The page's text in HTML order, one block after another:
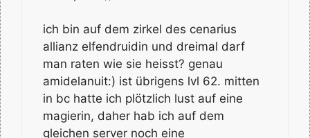
ich bin auf dem zirkel des cenarius
allianz elfendruidin und dreimal darf
man raten wie sie heisst? genau
amidelanuit:) ist übrigens lvl 62. mitten
in bc hatte ich plötzlich lust auf eine
magierin, daher hab ich auf dem
gleichen server noch eine